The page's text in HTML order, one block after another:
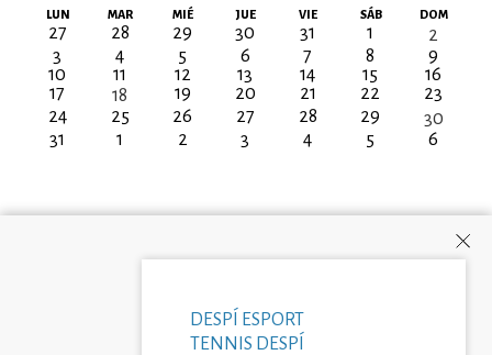
Paginación
LUN MAR MIÉ JUE VIE SÁB DOM
27 28 29 30 31 1
2
3
4 5 6 7 8
9
10
11 12 13 14 15
16
17
18 19 20 21 22
23
24
25 26 27 28 29
30
31
1 2 3 4 5 6
DESPÍ ESPORT
TENNIS DESPÍ